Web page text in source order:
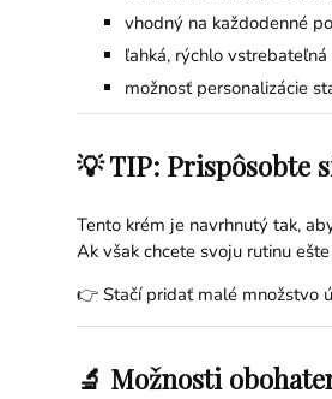
vhodný na každodenné
ľahká, rýchlo
možnosť personalizácie
💡 TIP: Prispôsobte
Tento krém je navrhnutý tak,
Ak však chcete svoju rutinu
👉 Stačí pridať malé množstvo
🔬 Možnosti